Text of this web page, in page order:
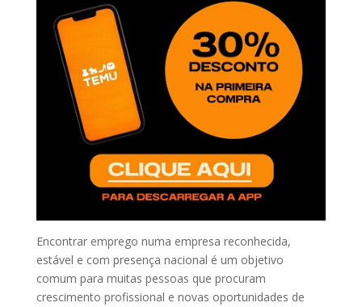
Encontrar emprego numa empresa reconhecida,
estável e com presença nacional é um objetivo
comum para muitas pessoas que procuram
crescimento profissional e novas oportunidades de